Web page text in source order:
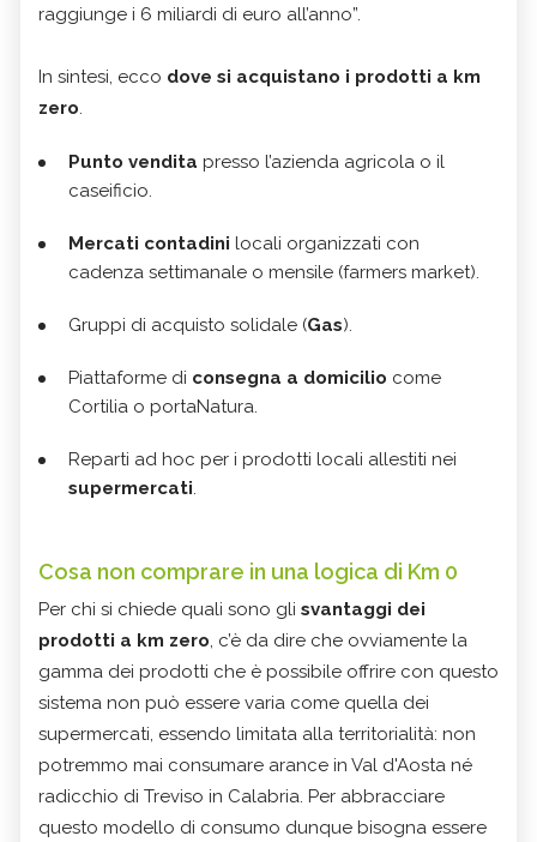
raggiunge i 6 miliardi di euro all’anno”.
In sintesi, ecco dove si acquistano i prodotti a km
zero.
Punto vendita presso l’azienda agricola o il
caseificio.
Mercati contadini locali organizzati con
cadenza settimanale o mensile (farmers market).
Gruppi di acquisto solidale (Gas).
Piattaforme di consegna a domicilio come
Cortilia o portaNatura.
Reparti ad hoc per i prodotti locali allestiti nei
supermercati.
Cosa non comprare in una logica di Km 0
Per chi si chiede quali sono gli svantaggi dei
prodotti a km zero, c’è da dire che ovviamente la
gamma dei prodotti che è possibile offrire con questo
sistema non può essere varia come quella dei
supermercati, essendo limitata alla territorialità: non
potremmo mai consumare arance in Val d'Aosta né
radicchio di Treviso in Calabria. Per abbracciare
questo modello di consumo dunque bisogna essere